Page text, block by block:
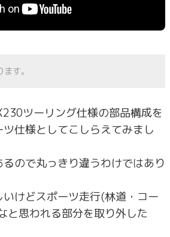
す。
ツーリング仕様の部品構成を
仕様としてこしらえてみまし
ので丸っきり違うわけではあり
けどスポーツ走行(林道・コー
と思われる部分を取り外した